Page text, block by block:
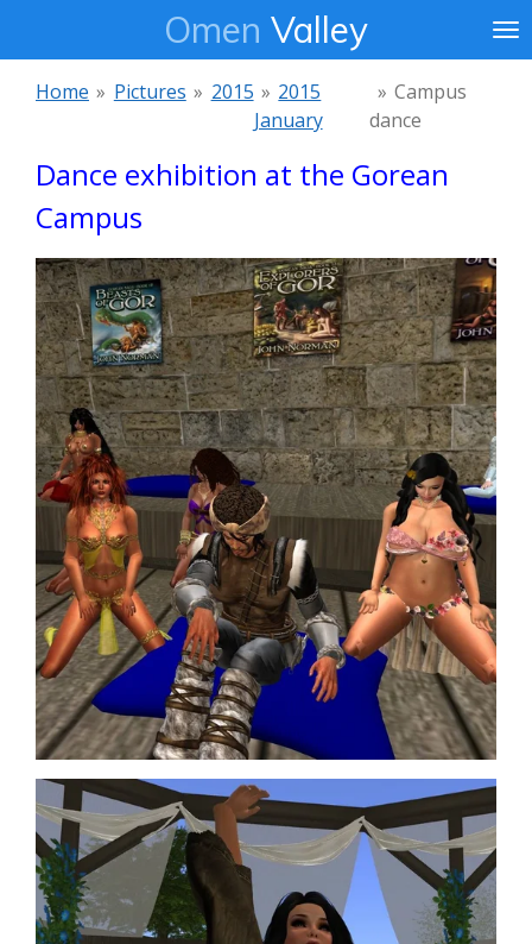
naar
Omen Valley
Home » Pictures » 2015 » 2015
January
» Campus
dance
Dance exhibition at the Gorean
Campus